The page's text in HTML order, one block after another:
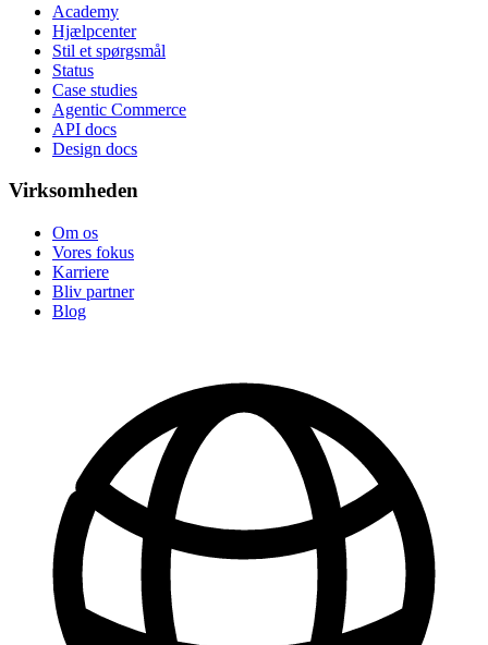
Academy
Hjælpcenter
Stil et spørgsmål
Status
Case studies
Agentic Commerce
API docs
Design docs
Virksomheden
Om os
Vores fokus
Karriere
Bliv partner
Blog